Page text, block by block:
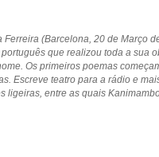
(Barcelona, 20 de Março
que realizou toda a sua
Os primeiros poemas
Escreve teatro para a rádio e
ligeiras, entre as quais